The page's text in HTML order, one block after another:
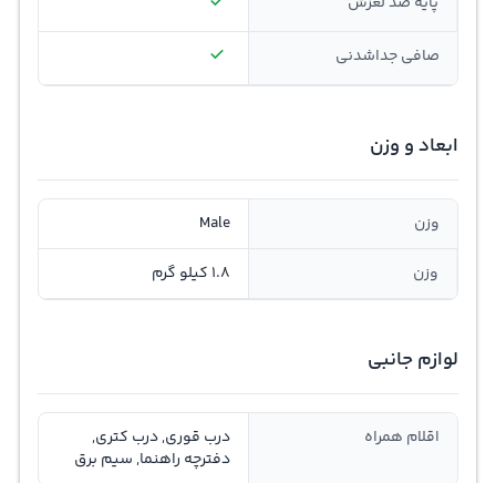
صافی جداشدنی
ابعاد و وزن
وزن Male
وزن 1.8 کیلو گرم
لوازم جانبی
اقلام همراه
درب قوری, درب کتری,
دفترچه راهنما, سیم برق